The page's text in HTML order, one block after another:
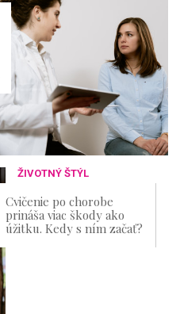
ŽIVOTNÝ ŠTÝL
Cvičenie po chorobe
prináša viac škody ako
úžitku. Kedy s ním začať?